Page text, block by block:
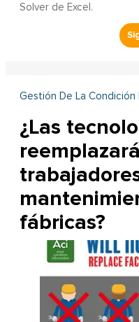
Solver de Excel.
Gestión De La Condición
¿Las
fábricas?